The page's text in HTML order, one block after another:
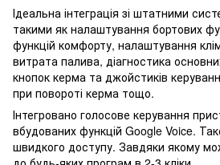
Ідеальна інтеграція зі штатними
такими як налаштування бортових
функцій комфорту, налаштування
витрата палива, діагностика
кнопок керма та джойстиків
при повороті керма тощо.
Інтегровано голосове керування
вбудованих функцій Google Voice.
швидкого доступу. Завдяки якому